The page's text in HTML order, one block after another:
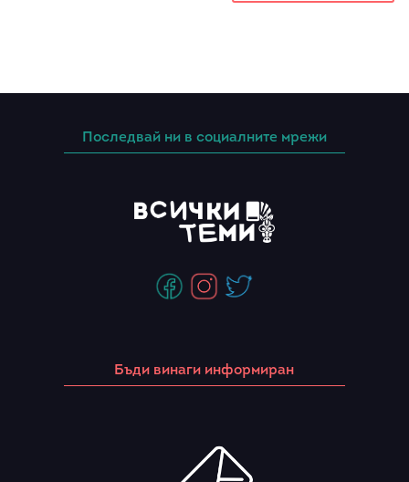
Последвай ни в социалните мрежи
Бъди винаги информиран